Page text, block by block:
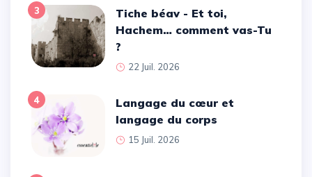
3
Tiche béav - Et toi,
Hachem… comment vas-Tu
?
22 Juil. 2026
4
Langage du cœur et
langage du corps
15 Juil. 2026